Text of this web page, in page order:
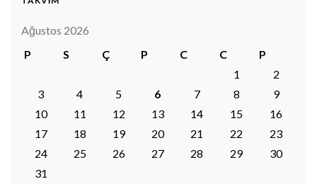
Ağustos 2026
P
S Ç P C C
P
1
2
3
4 5 6 7 8
9
10
11 12 13 14 15
16
17
18 19 20 21 22
23
24
25 26 27 28 29
30
31